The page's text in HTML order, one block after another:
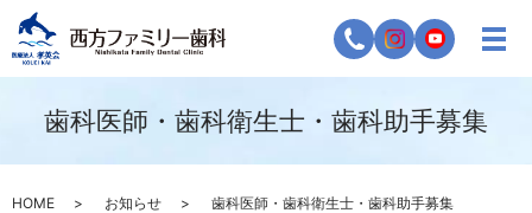
歯科医師・歯科衛生士・歯科助手募集
HOME お知らせ 歯科医師・歯科衛生士・歯科助手募集